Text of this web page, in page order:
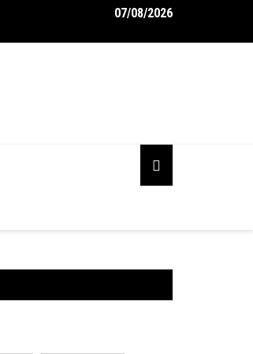
Âmbar e Águas de Manaus deixam a
07/08/2026